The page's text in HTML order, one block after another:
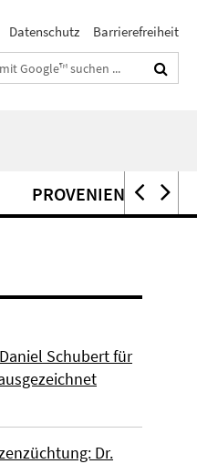
Datenschutz Barrierefreiheit
Schubert für
Dr.